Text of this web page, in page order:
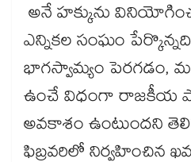
అనే హక్కును
ఎన్నికల సంఘం
భాగస్వామ్యం పెరగడం,
ఉంచే విధంగా రాజకీయ
అవకాశం ఉంటుందని
ఫిబ్రవరిలో నిర్వహించిన